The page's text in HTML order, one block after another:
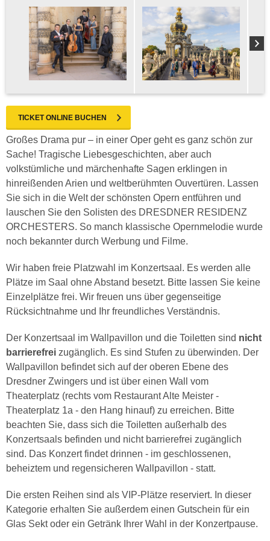
TICKET ONLINE BUCHEN
Großes Drama pur – in einer Oper geht es ganz schön zur
Sache! Tragische Liebesgeschichten, aber auch
volkstümliche und märchenhafte Sagen erklingen in
hinreißenden Arien und weltberühmten Ouvertüren. Lassen
Sie sich in die Welt der schönsten Opern entführen und
lauschen Sie den Solisten des DRESDNER RESIDENZ
ORCHESTERS. So manch klassische Opernmelodie wurde
noch bekannter durch Werbung und Filme.
Wir haben freie Platzwahl im Konzertsaal. Es werden alle
Plätze im Saal ohne Abstand besetzt. Bitte lassen Sie keine
Einzelplätze frei. Wir freuen uns über gegenseitige
Rücksichtnahme und Ihr freundliches Verständnis.
Der Konzertsaal im Wallpavillon und die Toiletten sind nicht
barrierefrei zugänglich. Es sind Stufen zu überwinden. Der
Wallpavillon befindet sich auf der oberen Ebene des
Dresdner Zwingers und ist über einen Wall vom
Theaterplatz (rechts vom Restaurant Alte Meister -
Theaterplatz 1a - den Hang hinauf) zu erreichen. Bitte
beachten Sie, dass sich die Toiletten außerhalb des
Konzertsaals befinden und nicht barrierefrei zugänglich
sind. Das Konzert findet drinnen - im geschlossenen,
beheiztem und regensicheren Wallpavillon - statt.
Die ersten Reihen sind als VIP-Plätze reserviert. In dieser
Kategorie erhalten Sie außerdem einen Gutschein für ein
Glas Sekt oder ein Getränk Ihrer Wahl in der Konzertpause.